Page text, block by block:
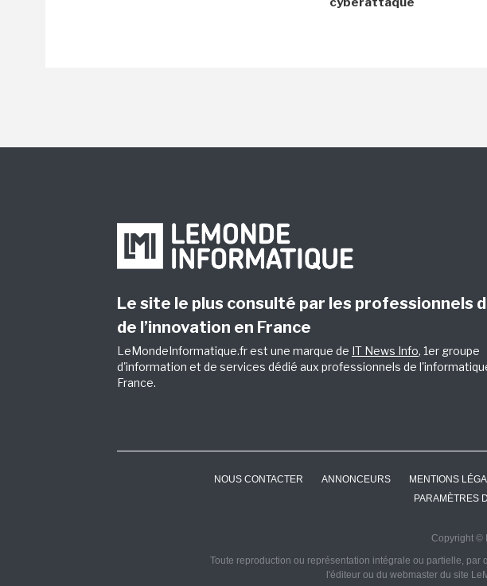
Le site le plus consulté par les professionnels
de l’innovation en France
LeMondeInformatique.fr est une marque de IT News Info, 1er groupe
d'information et de services dédié aux professionnels de
France.
NOUS CONTACTER ANNONCEURS MENTIONS
PARAMÈTRES
Copyright ©
Toute reproduction ou représentation intégrale ou partielle,
l'éditeur ou du webmaster du site